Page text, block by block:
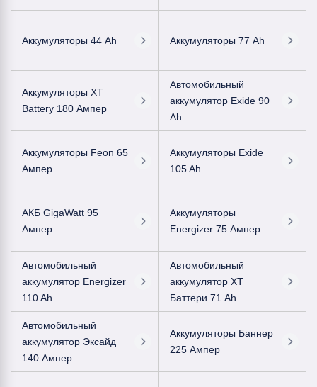
Аккумуляторы 44 Ah Аккумуляторы 77 Ah
Аккумуляторы XT
Battery 180 Ампер
Автомобильный
аккумулятор Exide 90
Ah
Аккумуляторы Feon 65
Ампер
Аккумуляторы Exide
105 Ah
АКБ GigaWatt 95
Ампер
Аккумуляторы
Energizer 75 Ампер
Автомобильный
аккумулятор Energizer
110 Ah
Автомобильный
аккумулятор ХТ
Баттери 71 Ah
Автомобильный
аккумулятор Эксайд
140 Ампер
Аккумуляторы Баннер
225 Ампер